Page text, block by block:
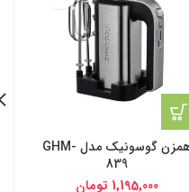
همزن گوسونیک مدل GHM-
839
1,195,000 تومان